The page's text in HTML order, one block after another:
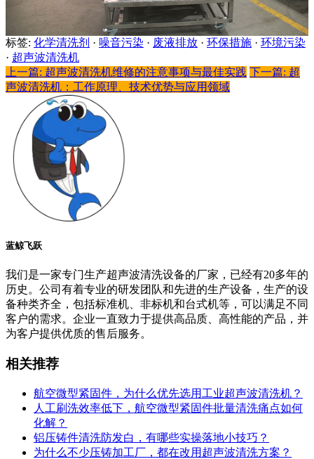
标签: 化学清洗剂 · 噪音污染 · 废液排放 · 环保措施 · 环境污染
· 超声波清洗机
上一篇: 超声波清洗机维修的注意事项与最佳实践 下一篇: 超
声波清洗机：工作原理、技术优势与应用领域
蓝鲸飞跃
我们是一家专门生产超声波清洗设备的厂家，已经有20多年的
历史。公司有着专业的研发团队和先进的生产设备，生产的设
备种类齐全，包括标准机、非标机和台式机等，可以满足不同
客户的需求。企业一直致力于提供高品质、高性能的产品，并
为客户提供优质的售后服务。
相关推荐
航空微型紧固件，为什么优先选用工业超声波清洗机？
人工刷洗效率低下，航空微型紧固件批量清洗痛点如何
化解？
铝压铸件清洗防发白，有哪些实操落地小技巧？
为什么不少压铸加工厂，都在改用超声波清洗方案？